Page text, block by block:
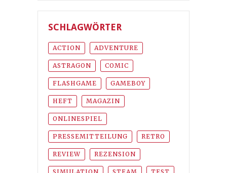
SCHLAGWÖRTER
ACTION ADVENTURE
ASTRAGON COMIC
FLASHGAME GAMEBOY
HEFT MAGAZIN
ONLINESPIEL
PRESSEMITTEILUNG RETRO
REVIEW REZENSION